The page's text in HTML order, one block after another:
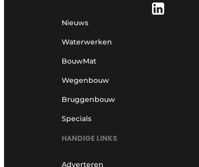
Nieuws
Waterwerken
BouwMat
Wegenbouw
Bruggenbouw
Specials
HANDIGE LINKS
Adverteren